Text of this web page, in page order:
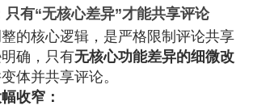
只有“无核心差异”才能共享评论
的核心逻辑，是严格限制评论共享
确，只有无核心功能差异的细微改
体并共享评论。
收窄：